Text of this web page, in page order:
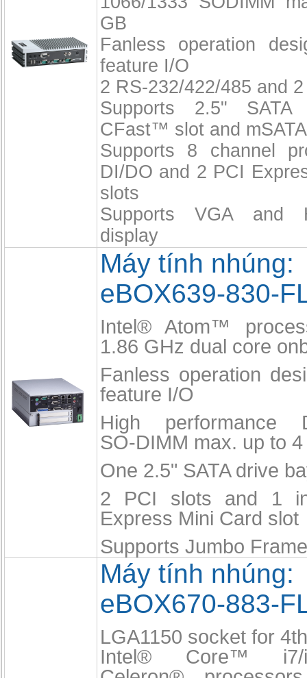
GB
Fanless operation
feature I/O
2 RS-232/422/485 and
Supports 2.5"
CFast™ slot and mSATA
Supports 8 channel
DI/DO and 2 PCI
slots
Supports VGA and
display
Máy tính nhúng:
eBOX639-830-
Intel® Atom™
1.86 GHz dual core
Fanless operation
feature I/O
High performance
SO-DIMM max. up to
One 2.5" SATA drive
2 PCI slots and 1
Express Mini Card slot
Supports Jumbo Frame
Máy tính nhúng:
eBOX670-883-
LGA1150 socket for
Intel® Core™ i7/